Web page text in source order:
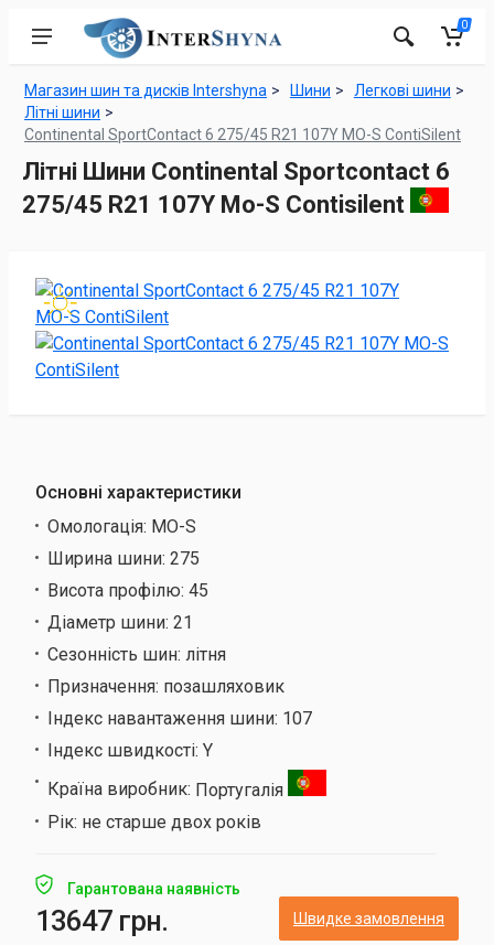
0
Магазин шин та дисків Intershyna Шини
Легкові шини
Літні шини
Continental SportContact 6 275/45 R21 107Y MO-S ContiSilent
Літні Шини Continental Sportcontact 6
275/45 R21 107Y Mo-S Contisilent
Основні характеристики
Омологація: MO-S
Ширина шини: 275
Висота профілю: 45
Діаметр шини: 21
Сезонність шин: літня
Призначення: позашляховик
Індекс навантаження шини: 107
Індекс швидкості: Y
Країна виробник: Португалія
Рік: не старше двох років
Гарантована наявність
13647 грн. Швидке замовлення